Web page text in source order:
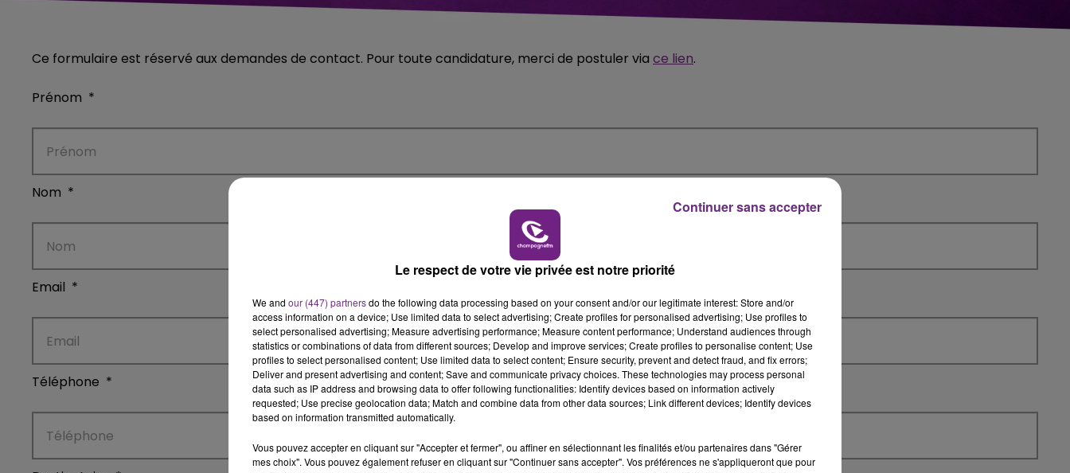
Ce formulaire est réservé aux demandes de contact. Pour toute candidature, merci de postuler via ce lien.
Prénom *
Nom *
Email *
Téléphone *
Le respect de votre vie privée est notre priorité
We and our (447) partnersdo the following data processing based on your consent and/or our legitimate interest: Store and/or
access information on a device; Use limited data to select advertising; Create profiles for personalised advertising; Use profiles to
select personalised advertising; Measure advertising performance; Measure content performance; Understand audiences through
statistics or combinations of data from different sources; Develop and improve services; Create profiles to personalise content; Use
profiles to select personalised content; Use limited data to select content; Ensure security, prevent and detect fraud, and fix errors;
Deliver and present advertising and content; Save and communicate privacy choices. These technologies may process personal
data such as IP address and browsing data to offer following functionalities: Identify devices based on information actively
requested; Use precise geolocation data; Match and combine data from other data sources; Link different devices; Identify devices
based on information transmitted automatically.
Vous pouvez accepter en cliquant sur "Accepter et fermer", ou affiner en sélectionnant les finalités et/ou partenaires dans "Gérer
mes choix". Vous pouvez également refuser en cliquant sur "Continuer sans accepter". Vos préférences ne s'appliqueront que pour
Continuer sans accepter